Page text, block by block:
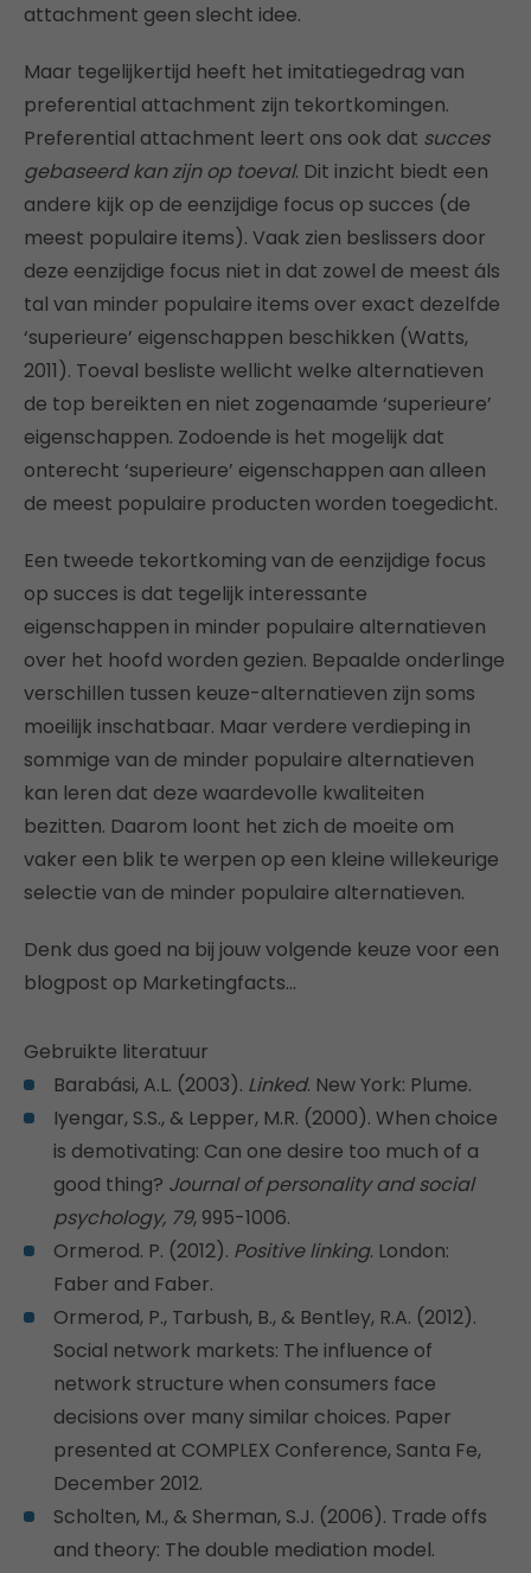
attachment geen slecht idee.
Maar tegelijkertijd heeft het imitatiegedrag van
preferential attachment zijn tekortkomingen.
Preferential attachment leert ons ook dat succes
gebaseerd kan zijn op toeval. Dit inzicht biedt een
andere kijk op de eenzijdige focus op succes (de
meest populaire items). Vaak zien beslissers door
deze eenzijdige focus niet in dat zowel de meest áls
tal van minder populaire items over exact dezelfde
‘superieure’ eigenschappen beschikken (Watts,
2011). Toeval besliste wellicht welke alternatieven
de top bereikten en niet zogenaamde ‘superieure’
eigenschappen. Zodoende is het mogelijk dat
onterecht ‘superieure’ eigenschappen aan alleen
de meest populaire producten worden toegedicht.
Een tweede tekortkoming van de eenzijdige focus
op succes is dat tegelijk interessante
eigenschappen in minder populaire alternatieven
over het hoofd worden gezien. Bepaalde onderlinge
verschillen tussen keuze-alternatieven zijn soms
moeilijk inschatbaar. Maar verdere verdieping in
sommige van de minder populaire alternatieven
kan leren dat deze waardevolle kwaliteiten
bezitten. Daarom loont het zich de moeite om
vaker een blik te werpen op een kleine willekeurige
selectie van de minder populaire alternatieven.
Denk dus goed na bij jouw volgende keuze voor een
blogpost op Marketingfacts…
Gebruikte literatuur
Barabási, A.L. (2003). Linked. New York: Plume.
Iyengar, S.S., & Lepper, M.R. (2000). When choice
is demotivating: Can one desire too much of a
good thing? Journal of personality and social
psychology, 79, 995-1006.
Ormerod. P. (2012). Positive linking. London:
Faber and Faber.
Ormerod, P., Tarbush, B., & Bentley, R.A. (2012).
Social network markets: The influence of
network structure when consumers face
decisions over many similar choices. Paper
presented at COMPLEX Conference, Santa Fe,
December 2012.
Scholten, M., & Sherman, S.J. (2006). Trade offs
and theory: The double mediation model.